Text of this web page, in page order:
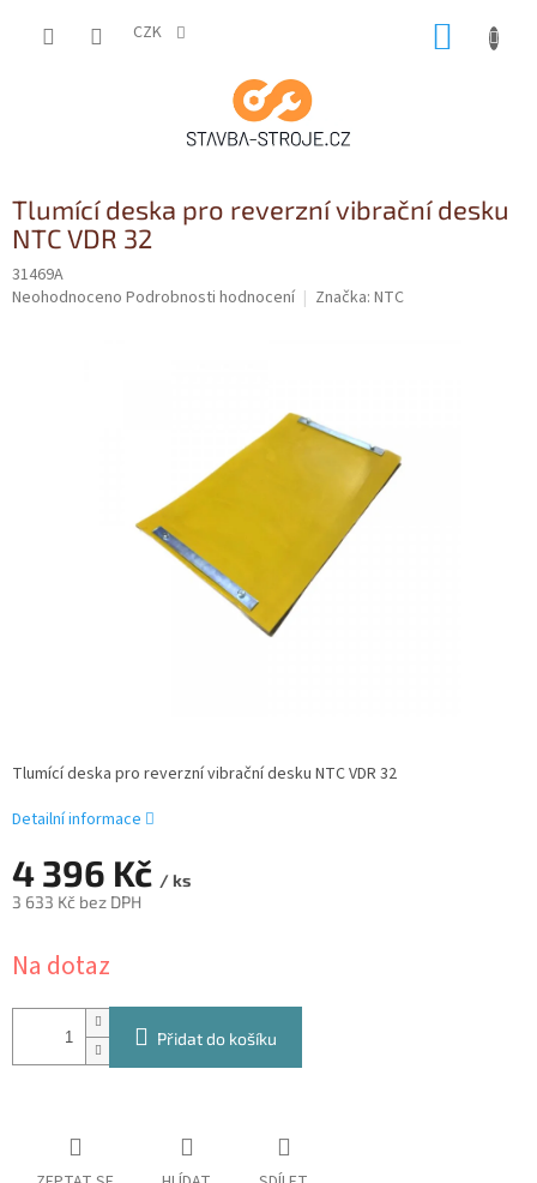
CZK
Tlumící deska pro reverzní vibrační desku
NTC VDR 32
31469A
Průměrné
Neohodnoceno Podrobnosti hodnocení Značka: NTC
4 396 Kč / ks
3 633 Kč bez DPH
cena:
Na dotaz
Přidat do košíku
Tlumící deska pro reverzní vibrační desku NTC VDR 32
Detailní informace